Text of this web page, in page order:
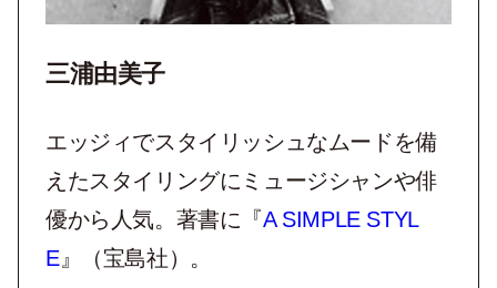
三浦由美子
エッジィでスタイリッシュなムードを備
えたスタイリングにミュージシャンや俳
優から人気。著書に『A SIMPLE STYL
E』（宝島社）。